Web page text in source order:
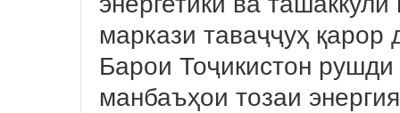
маркази таваҷҷуҳ қарор
Барои Тоҷикистон рушди
манбаъҳои тозаи